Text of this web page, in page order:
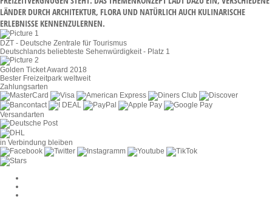
DER DURCH ARCHITEKTUR, FLORA UND NATÜRLICH AUCH KULINARISCHE ERL
EBNISSE KENNENZULERNEN.
DZT - Deutsche Zentrale für Tourismus
Deutschlands beliebteste Sehenwürdigkeit - Platz 1
Golden Ticket Award 2018
Bester Freizeitpark weltweit
Zahlungsarten
Versandarten
in Verbindung bleiben